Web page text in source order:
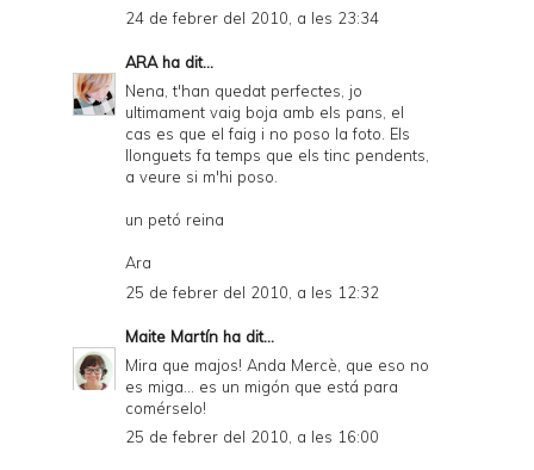
24 de febrer del 2010, a les 23:34
ARAha dit...
Nena, t'han quedat perfectes, jo
ultimament vaig boja amb els pans, el
cas es que el faig i no poso la foto. Els
llonguets fa temps que els tinc pendents,
a veure si m'hi poso.
un petó reina
Ara
25 de febrer del 2010, a les 12:32
Maite Martín ha dit...
Mira que majos! Anda Mercè, que eso no
es miga... es un migón que está para
comérselo!
25 de febrer del 2010, a les 16:00